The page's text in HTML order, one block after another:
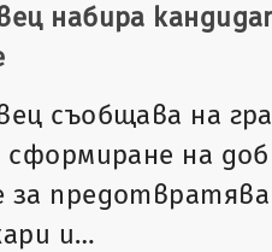
набира
съобщава на
сформиране на
и…